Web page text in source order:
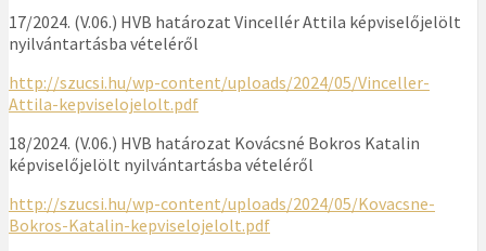
17/2024. (V.06.) HVB határozat Vincellér Attila képviselőjelölt
nyilvántartásba vételéről
http://szucsi.hu/wp-content/uploads/2024/05/Vinceller-
Attila-kepviselojelolt.pdf
18/2024. (V.06.) HVB határozat Kovácsné Bokros Katalin
képviselőjelölt nyilvántartásba vételéről
http://szucsi.hu/wp-content/uploads/2024/05/Kovacsne-
Bokros-Katalin-kepviselojelolt.pdf